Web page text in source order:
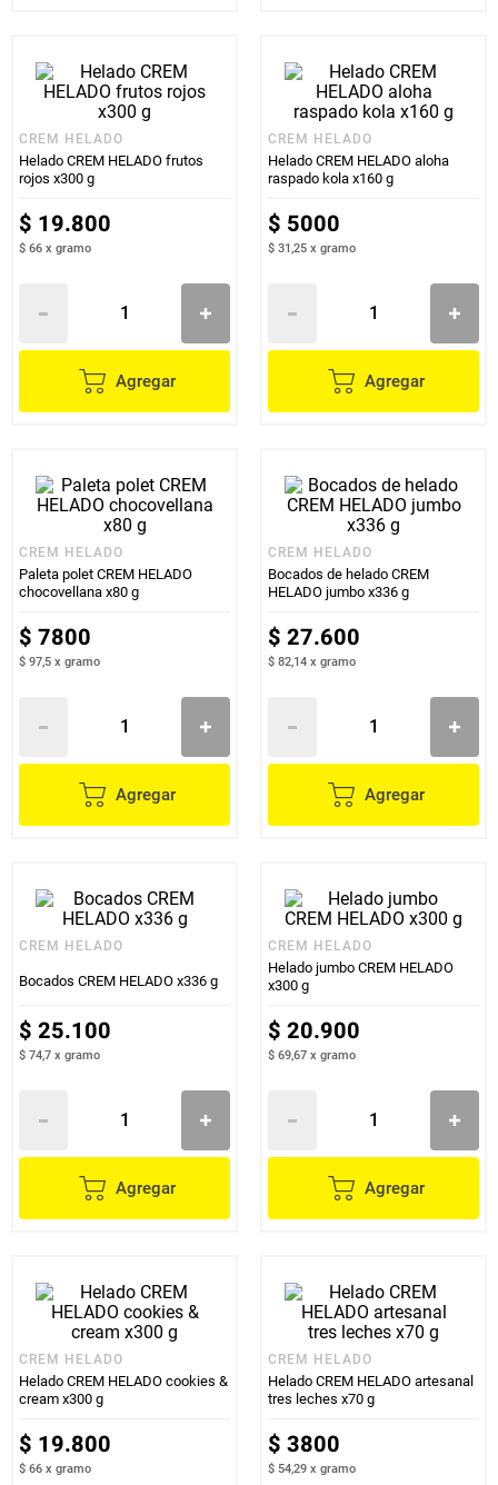
CREM HELADO
Helado CREM HELADO frutos
rojos x300 g
$ 19.800
$ 66 x gramo
Agregar
CREM HELADO
Helado CREM HELADO aloha
raspado kola x160 g
$ 5000
$ 31,25 x gramo
Agregar
CREM HELADO
Paleta polet CREM HELADO
chocovellana x80 g
$ 7800
$ 97,5 x gramo
Agregar
CREM HELADO
Bocados de helado CREM
HELADO jumbo x336 g
$ 27.600
$ 82,14 x gramo
Agregar
CREM HELADO
Bocados CREM HELADO x336 g
$ 25.100
$ 74,7 x gramo
Agregar
CREM HELADO
Helado jumbo CREM HELADO
x300 g
$ 20.900
$ 69,67 x gramo
Agregar
CREM HELADO
Helado CREM HELADO cookies &
cream x300 g
$ 19.800
$ 66 x gramo
CREM HELADO
Helado CREM HELADO artesanal
tres leches x70 g
$ 3800
$ 54,29 x gramo